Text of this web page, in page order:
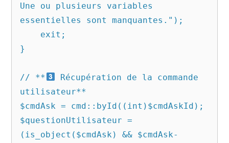
Une ou plusieurs variables
essentielles sont manquantes.");
}
// **
Récupération de la commande
utilisateur**
$cmdAsk = cmd::byId((int)$cmdAskId);
$questionUtilisateur =
(is_object($cmdAsk) && $cmdAsk-